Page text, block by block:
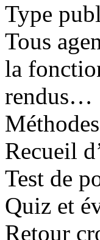
Type
Tous
la
rendus…
Recueil
Test de
Quiz et
Retour